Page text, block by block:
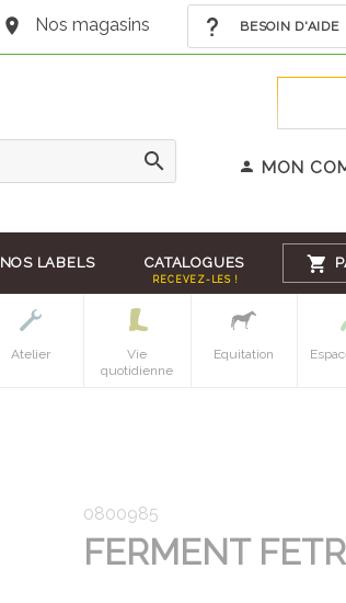
Nos magasins BESOIN D'AIDE
MON
NOS LABELS CATALOGUES
RECEVEZ-LES !
Atelier
Vie
quotidienne
Equitation
0800985
FERMENT